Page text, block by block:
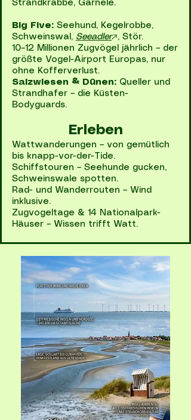
Strandkrabbe, Garnele.
Big Five: Seehund, Kegelrobbe,
Schweinswal, Seeadler↗, Stör.
10–12 Millionen Zugvögel jährlich – der
größte Vogel-Airport Europas, nur
ohne Kofferverlust.
Salzwiesen & Dünen: Queller und
Strandhafer – die Küsten-
Bodyguards.
Erleben
Wattwanderungen – von gemütlich
bis knapp-vor-der-Tide.
Schiffstouren – Seehunde gucken,
Schweinswale spotten.
Rad- und Wanderrouten – Wind
inklusive.
Zugvogeltage & 14 Nationalpark-
Häuser – Wissen trifft Watt.